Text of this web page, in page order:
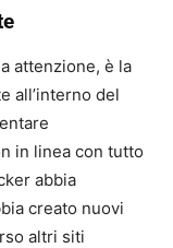
attenzione, è la
all’interno del
in linea con tutto
abbia
creato nuovi
altri siti